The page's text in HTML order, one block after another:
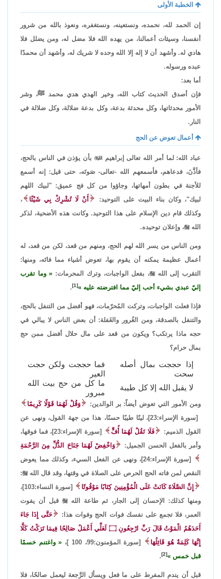
الخطبة الأولى
إن الحمد لله، نحمده، ونستعينه، ونستغفره، ونعوذ بالله من شرور
أنفسنا، وسيئات أعمالنا، من يهده الله فلا مضل له، ومن يضلل فلا
هادي له. وأشهد أن لا إله إلا الله وحده لا شريك له، وأشهد أن محمدًا
عبده ورسوله.
أما بعد:
فإن أصدق الحديث كتاب الله، وخير الهدي هدي محمد ﷺ، وشر
الأمور محدثاتها، وكل محدثة بدعة، وكل بدعة ضلالة، وكل ضلالة في
النار.
أعمال تعوض عن الحج
عباد الله: لما أمر الله تعالى إبراهيم بأن يؤذن في الناس بالحج،
فأذَّنَ، فدعاهم، فأسمعهم الله -تعالى- صَوتَه، حتى قيل: إنه أسمع
للأجنة في بطون أمهاتها، وجاؤوا من كل فج عميق: "لبيك اللهم
لبيك"، وكان بناء البيت على التوحيد:
أَنْ لَا تُشْرِكْ بِي شَيْئًا
،
وكذلك قام دين الإسلام على هذا التوحيد. وكانت هذه الأضحية، لذكر
الله، وإعلان توحيده.
ومن الناس من يسر الله لهم الحج، ومنهم من قعد، لكن من قعد، له
أعمال عظيمة يمكنه أن يقوم بها، تعوض أشياء مما فاتَه، ومنها:
التقرب إلى الله، بفعل الواجبات، وترك المحرمات:
وما تقرب
إليّ عبدي بشيء أحب إليّ مما افترضته عليه
[1]
.
فإذا فعلت الواجبات، وتركت المُحرّمات، فهو أفضل من التنفل بالحج،
والتنفل بالصدقة، ومن الغُرور والغَفلة: أن بعض الناس لا يبالي في
حجه ماذا يرتكب؟ ويكون من قعد على مال حلال أفضل ممن حج
بمال حرام؟
إذا حججت بمال أصله
سحت
فما حججت ولكن حجت
العير
لا يقبل الله إلا كل طيبة
ما كل من حج بيت الله
مبرور
ومن الأمور التي تعوض أيضاً: بر الوالدين:
وَقُلْ لَهُمَا قَوْلًا كَرِيمًا
[سورة الإسراء:23]، لينًا طيبًا حسنًا، هذا من جهة القول، ونهى عن
القول الذميم:
فَلَا تَقُلْ لَهُمَا أُفٍّ [سورة الإسراء:23]،
فما فوقها،
وأمر بالفعل الحسن الجميل:
وَاخْفِضْ لَهُمَا جَنَاحَ الذُّلِّ مِنَ الرَّحْمَةِ
[سورة الإسراء:24]،
ونهى عن الفعل السيء، وكذلك مما يعوض
النقص لمن فاته الحج الحرص على الصلاة في وقتها، وقد قال الله
:
إِنَّ الصَّلَاةَ كَانَتْ عَلَى الْمُؤْمِنِينَ كِتَابًا مَوْقُوتًا
[سورة النساء:103]،
ومنها كذلك: الإحسان إلى الجار، ثم طاعة الله قبل أن يفوت
العمر، فلا تجمع على نفسك فوات الحج وفوات هذا:
حَتَّى إِذَا جَاءَ
أَحَدَهُمُ الْمَوْتُ قَالَ رَبِّ ارْجِعُونِ ۝
لَعَلِّي أَعْمَلُ صَالِحًا فِيمَا تَرَكْتُ كَلَّا
إِنَّهَا كَلِمَةٌ هُوَ قَائِلُهَا
[سورة المؤمنون:99، 100 ]،
واغتنم خسمًا
قبل خمس
[2]
.
قبل أن يندم المفرط على ما فعل ويسأل الرَّجعة ليعمل صالحًا، فلا